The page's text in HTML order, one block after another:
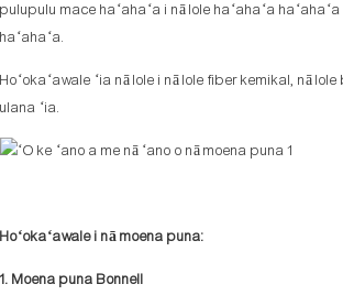
pulupulu mace haʻahaʻa i nā lole haʻahaʻa
haʻahaʻa.
Hoʻokaʻawale ʻia nā lole i nā lole fiber kemikal, nā
ulana ʻia.
Hoʻokaʻawale i nā moena puna:
1. Moena puna Bonnell